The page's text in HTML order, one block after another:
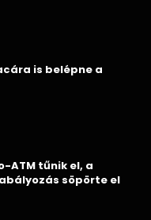
is belépne a
ATM tűnik el, a
söpörte el